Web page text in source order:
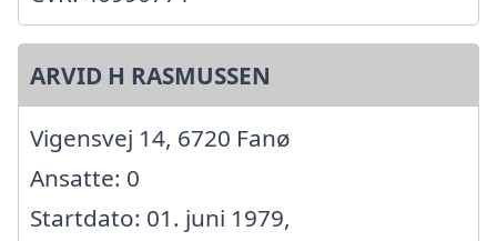
ARVID H RASMUSSEN
Vigensvej 14, 6720 Fanø
Ansatte: 0
Startdato: 01. juni 1979,